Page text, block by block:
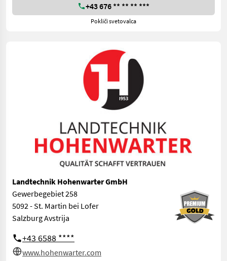
+43 676 ** ** ** ***
Pokliči svetovalca
Landtechnik Hohenwarter GmbH
Gewerbegebiet 258
5092 - St. Martin bei Lofer
Salzburg Avstrija
+43 6588 ****
www.hohenwarter.com